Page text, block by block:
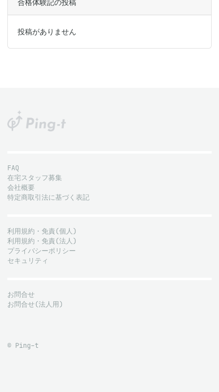
合格体験記の投稿
投稿がありません
FAQ
在宅スタッフ募集
会社概要
特定商取引法に基づく表記
利用規約・免責(個人)
利用規約・免責(法人)
プライバシーポリシー
セキュリティ
お問合せ
お問合せ(法人用)
© Ping-t